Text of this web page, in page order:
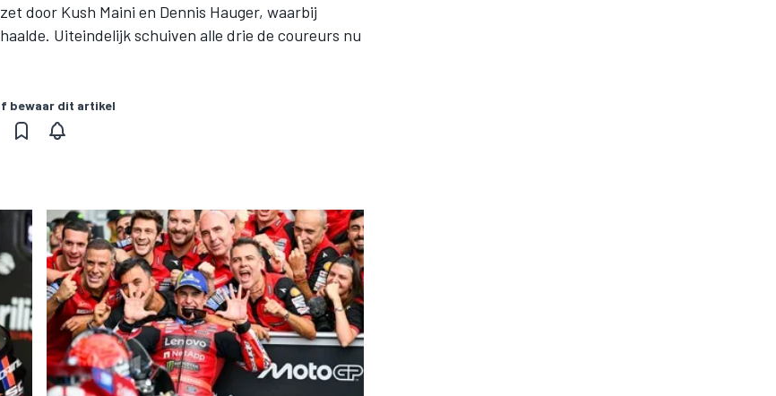
door Kush Maini en Dennis Hauger, waarbij
Uiteindelijk schuiven alle drie de coureurs nu
bewaar dit artikel